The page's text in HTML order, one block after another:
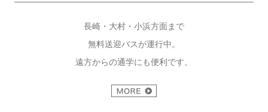
長崎・大村・小浜方面まで
無料送迎バスが運行中。
遠方からの通学にも便利です。